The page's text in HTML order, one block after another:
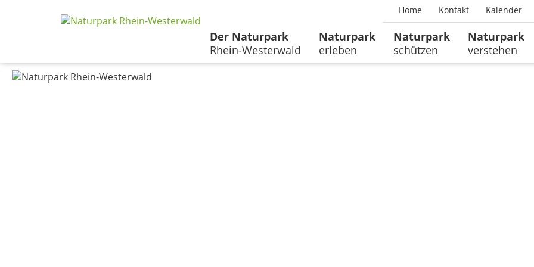
Home Kontakt Kalender
Der Naturpark
Rhein-Westerwald
Naturpark
erleben
Naturpark
schützen
Naturpark
verstehen